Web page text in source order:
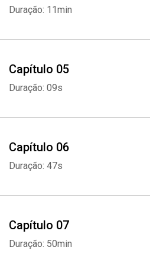
Duração: 11min
Capítulo 05
Duração: 09s
Capítulo 06
Duração: 47s
Capítulo 07
Duração: 50min